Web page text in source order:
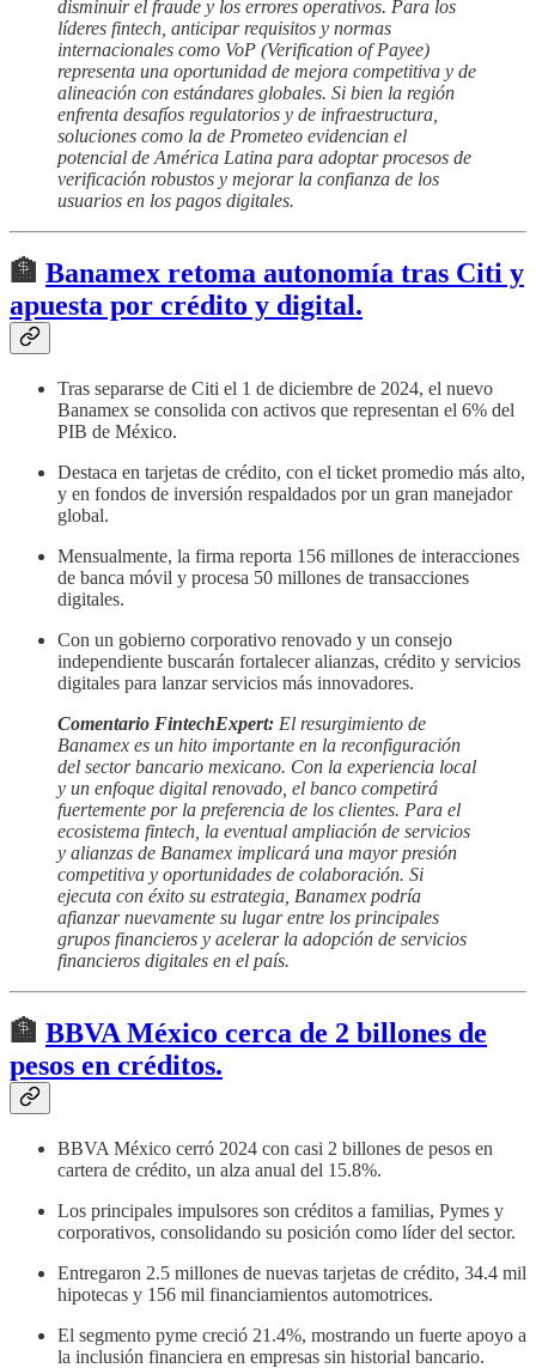
disminuir el fraude y los errores operativos. Para los
líderes fintech, anticipar requisitos y normas
internacionales como VoP (Verification of Payee)
representa una oportunidad de mejora competitiva y de
alineación con estándares globales. Si bien la región
enfrenta desafíos regulatorios y de infraestructura,
soluciones como la de Prometeo evidencian el
potencial de América Latina para adoptar procesos de
verificación robustos y mejorar la confianza de los
usuarios en los pagos digitales.
🏦 Banamex retoma autonomía tras Citi y
apuesta por crédito y digital.
Tras separarse de Citi el 1 de diciembre de 2024, el nuevo
Banamex se consolida con activos que representan el 6% del
PIB de México.
Destaca en tarjetas de crédito, con el ticket promedio más alto,
y en fondos de inversión respaldados por un gran manejador
global.
Mensualmente, la firma reporta 156 millones de interacciones
de banca móvil y procesa 50 millones de transacciones
digitales.
Con un gobierno corporativo renovado y un consejo
independiente buscarán fortalecer alianzas, crédito y servicios
digitales para lanzar servicios más innovadores.
Comentario FintechExpert: El resurgimiento de
Banamex es un hito importante en la reconfiguración
del sector bancario mexicano. Con la experiencia local
y un enfoque digital renovado, el banco competirá
fuertemente por la preferencia de los clientes. Para el
ecosistema fintech, la eventual ampliación de servicios
y alianzas de Banamex implicará una mayor presión
competitiva y oportunidades de colaboración. Si
ejecuta con éxito su estrategia, Banamex podría
afianzar nuevamente su lugar entre los principales
grupos financieros y acelerar la adopción de servicios
financieros digitales en el país.
🏦 BBVA México cerca de 2 billones de
pesos en créditos.
BBVA México cerró 2024 con casi 2 billones de pesos en
cartera de crédito, un alza anual del 15.8%.
Los principales impulsores son créditos a familias, Pymes y
corporativos, consolidando su posición como líder del sector.
Entregaron 2.5 millones de nuevas tarjetas de crédito, 34.4 mil
hipotecas y 156 mil financiamientos automotrices.
El segmento pyme creció 21.4%, mostrando un fuerte apoyo a
la inclusión financiera en empresas sin historial bancario.